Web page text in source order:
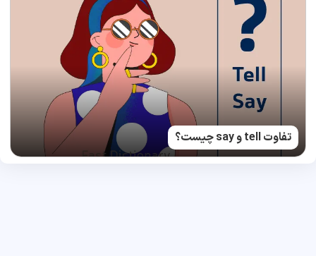
تفاوت tell و say چیست؟